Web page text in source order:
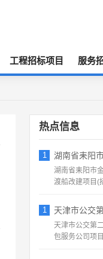
工程招标项目 服务
热点信息
1 湖南省耒阳市
湖南省耒阳市
渡船改建项目(
1 天津市公交第
天津市公交第
包服务公司项